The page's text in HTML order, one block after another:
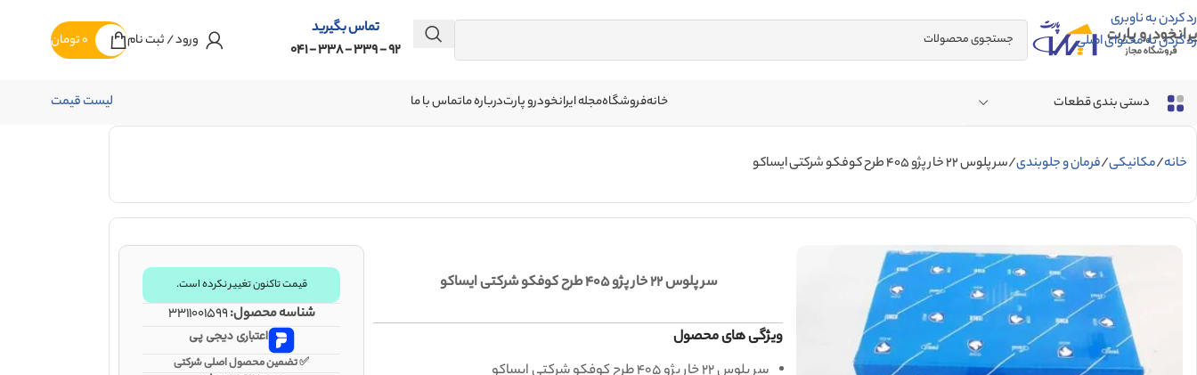
رد کردن به ناوبری
رد کردن به محتوای اصلی
تماس بگیرید
92 - 339 - 338 - 041
ورود / ثبت نام 0تومان
دستی بندی قطعات خانهفروشگاهمجله ایرانخودرو پارتدرباره ماتماس با ما لیست قیمت
خانه مکانیکی فرمان و جلوبندی سر پلوس 22 خار پژو 405 طرح کوفکو شرکتی ایساکو
سر پلوس 22 خار پژو 405 طرح کوفکو شرکتی ایساکو
ویژگی های محصول
قیمت تاکنون تغییر نکرده است.
شناسه محصول:3311001599
اعتباری دیجی پی
✅ تضمین محصول اصلی شرکتی